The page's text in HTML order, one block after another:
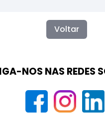
Voltar
NOS NAS REDES